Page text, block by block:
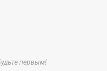
первым!